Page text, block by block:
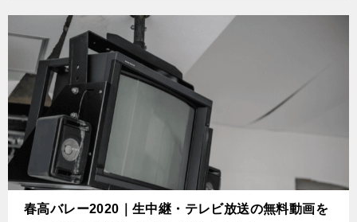
春高バレー2020｜生中継・テレビ放送の無料動画を